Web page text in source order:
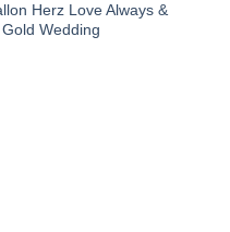
Herz Love Always &
Wedding